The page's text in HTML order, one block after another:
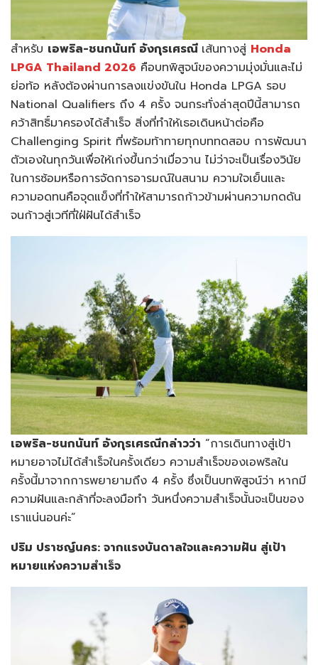
สำหรับ เอพริล-ชนกนันท์ อังกุรเศรณี เส้นทางสู่ Honda
LPGA Thailand 2026 คือบทพิสูจน์ของความมุ่งมั่นและไม่
ย่อท้อ หลังต้องผ่านการลงแข่งขันใน Honda LPGA รอบ
National Qualifiers ถึง 4 ครั้ง จนกระทั่งล่าสุดปีนี้สามารถ
คว้าสิทธิ์มาครองได้สำเร็จ สิ่งที่ทำให้เธอเดินหน้าต่อคือ
Challenging Spirit ที่พร้อมท้าทายทุกบททดสอบ การพัฒนา
ตัวเองในทุกวันเพื่อให้เก่งขึ้นกว่าเมื่อวาน ไม่ว่าจะเป็นเรื่องวินัย
ในการซ้อมหรือการจัดการอารมณ์ในสนาม ความใจเย็นและ
ความอดทนคือจุดแข็งที่ทำให้สามารถก้าวข้ามผ่านความกดดัน
จนก้าวสู่เวทีที่ใฝ่ฝันได้สำเร็จ
เอพริล-ชนกนันท์ อังกุรเศรณีกล่าวว่า “การเดินทางสู่เป้า
หมายอาจไม่ได้สำเร็จในครั้งเดียว ความสำเร็จของเอพริลใน
ครั้งนี้มาจากการพยายามถึง 4 ครั้ง ซึ่งเป็นบทพิสูจน์ว่า หากมี
ความฝันและกล้าที่จะลงมือทำ วันหนึ่งความสำเร็จนั้นจะเป็นของ
เราแน่นอนค่ะ”
ปริม ปราชญ์นคร: จากแรงบันดาลใจและความฝัน สู่เป้า
หมายแห่งความสำเร็จ